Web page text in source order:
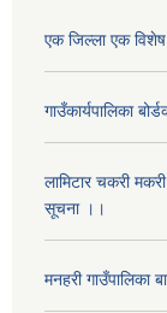
एक जिल्ला एक
गाउँकार्यपालिका
लामिटार चकरी
सूचना ।।
मनहरी गाउँपालिका